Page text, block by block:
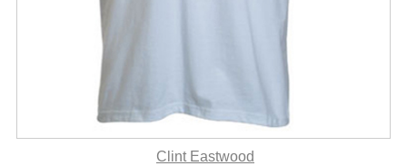
Clint Eastwood